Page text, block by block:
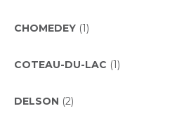
CHOMEDEY (1)
COTEAU-DU-LAC (1)
DELSON (2)